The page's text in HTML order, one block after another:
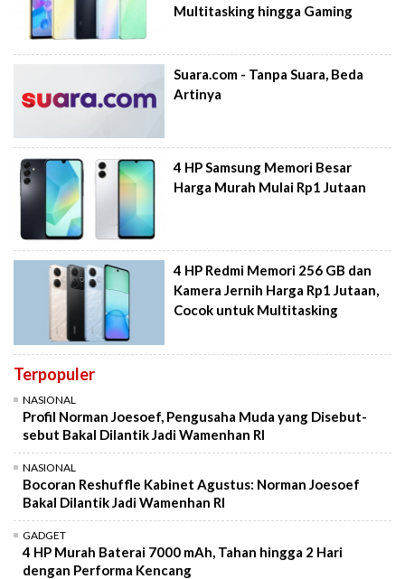
Multitasking hingga Gaming
Suara.com - Tanpa Suara, Beda
Artinya
4 HP Samsung Memori Besar
Harga Murah Mulai Rp1 Jutaan
4 HP Redmi Memori 256 GB dan
Kamera Jernih Harga Rp1 Jutaan,
Cocok untuk Multitasking
Terpopuler
NASIONAL
Profil Norman Joesoef, Pengusaha Muda yang Disebut-
sebut Bakal Dilantik Jadi Wamenhan RI
NASIONAL
Bocoran Reshuffle Kabinet Agustus: Norman Joesoef
Bakal Dilantik Jadi Wamenhan RI
GADGET
4 HP Murah Baterai 7000 mAh, Tahan hingga 2 Hari
dengan Performa Kencang